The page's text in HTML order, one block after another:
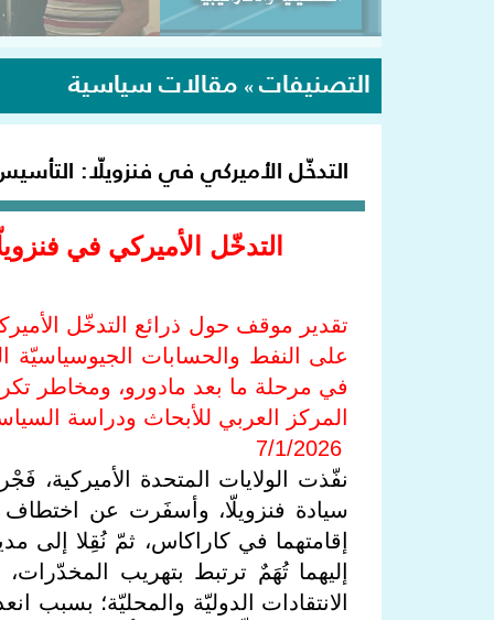
التصنيفات » مقالات سياسية
التدخّل الأميركي في فنزويلّا:
التدخّل الأميركي في
تقدير موقف حول ذرائع التدخّل
على النفط والحسابات الجيوسياسيّة
في مرحلة ما بعد مادورو، ومخاطر
المركز العربي للأبحاث ودراسة
سيادة فنزويلّا، وأسفَرت عن
إقامتهما في كاراكاس، ثمّ نُقِلا إلى
إليهما تُهَمٌ ترتبط بتهريب
الانتقادات الدوليّة والمحليّة؛ بسبب